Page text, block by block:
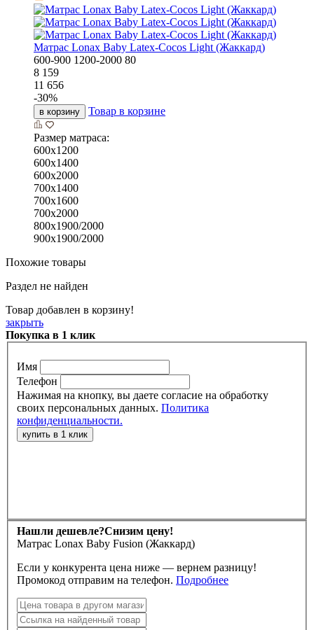
Матрас Lonax Baby Latex-Cocos Light (Жаккард)
600-900 1200-2000 80
8 159
11 656
-30%
в корзину Товар в корзине
Размер матраса:
600х1200
600х1400
600х2000
700х1400
700х1600
700х2000
800х1900/2000
900х1900/2000
Похожие товары
Раздел не найден
Товар добавлен в корзину!
закрыть
Покупка в 1 клик
Имя
Телефон
Нажимая на кнопку, вы даете согласие на обработку
своих персональных данных. Политика
конфиденциальности.
Нашли дешевле?Снизим цену!
Матрас Lonax Baby Fusion (Жаккард)
Если у конкурента цена ниже — вернем разницу!
Промокод отправим на телефон. Подробнее